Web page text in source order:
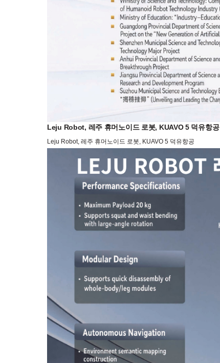
Leju Robot, 레주 휴머노이드 로봇, KUAVO 5 덕유항공
Leju Robot, 레주 휴머노이드 로봇, KUAVO 5 덕유항공